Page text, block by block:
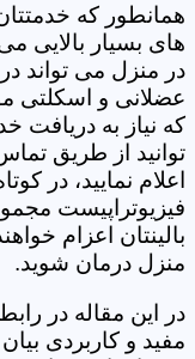
همانطور که
های بسیار بالایی
در منزل می تواند
عضلانی و اسکلتی
که نیاز به دریافت
توانید از طریق
اعلام نمایید، در
فیزیوتراپیست
بالینتان اعزام
منزل درمان شوید.
در این مقاله در
مفید و کاربردی